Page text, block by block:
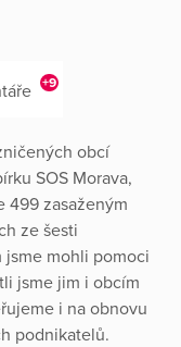
+9
obcí
SOS Morava,
499 zasaženým
ze šesti
jsme mohli pomoci
jsme jim i obcím
i na obnovu
podnikatelů.